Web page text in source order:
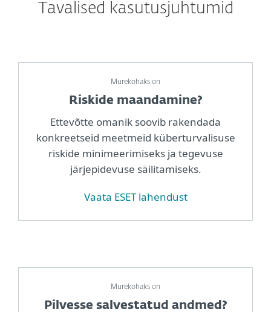
Tavalised kasutusjuhtumid
Murekohaks on
Riskide maandamine?
Ettevõtte omanik soovib rakendada
konkreetseid meetmeid küberturvalisuse
riskide minimeerimiseks ja tegevuse
järjepidevuse säilitamiseks.
Vaata ESET lahendust
Murekohaks on
Pilvesse salvestatud andmed?